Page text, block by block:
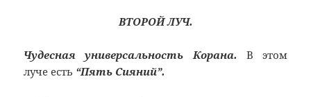
ВТОРОЙ ЛУЧ.
Чудесная универсальность Корана. В этом
луче есть “Пять Сияний”.